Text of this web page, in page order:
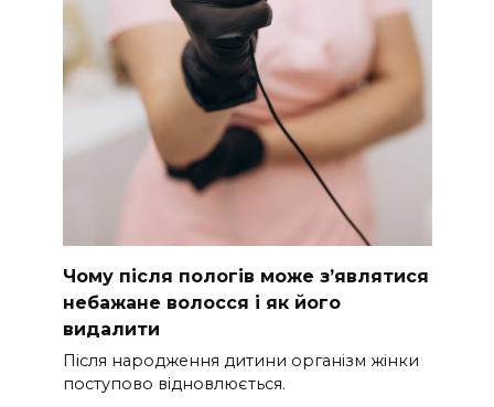
Чому після пологів може з’являтися
небажане волосся і як його
видалити
Після народження дитини організм жінки
поступово відновлюється.